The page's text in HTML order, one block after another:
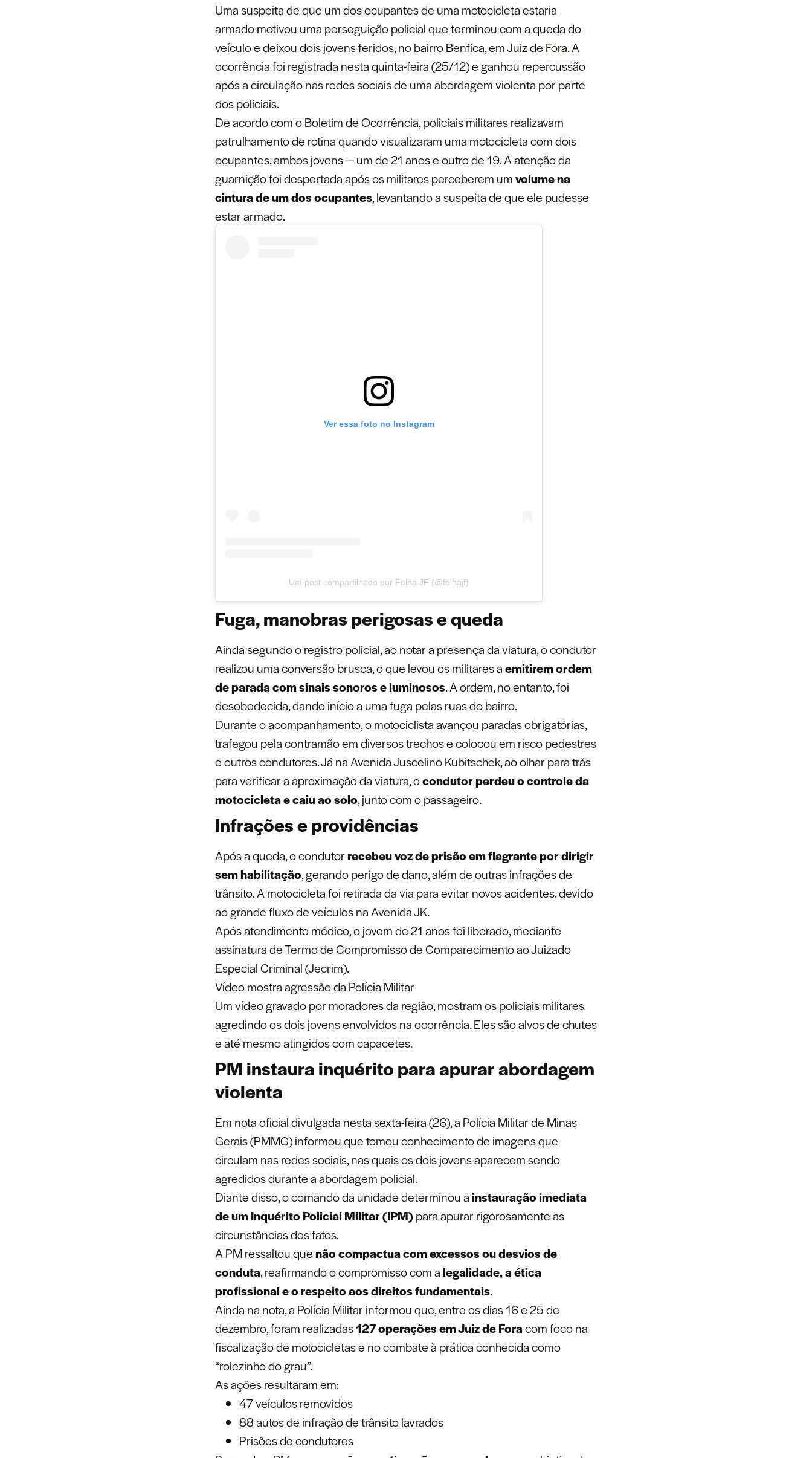
Uma suspeita de que um dos ocupantes de uma motocicleta estaria
armado motivou uma perseguição policial que terminou com a queda do
veículo e deixou dois jovens feridos, no bairro Benfica, emJuiz de Fora. A
ocorrência foi registrada nesta quinta-feira (25/12) e ganhou repercussão
após a circulação nas redes sociais de uma abordagem violenta por parte
dos policiais.
De acordo com o Boletim de Ocorrência, policiais militares realizavam
patrulhamento de rotina quando visualizaram uma motocicleta com dois
ocupantes, ambos jovens — um de 21 anos e outro de 19. A atenção da
guarnição foi despertada após os militares perceberem umvolume na
cintura de um dos ocupantes, levantando a suspeita de que ele pudesse
estar armado.
Ver essa foto no Instagram
Um post compartilhado por Folha JF (@folhajf)
Fuga, manobras perigosas e queda
Ainda segundo o registro policial, ao notar a presença da viatura, o condutor
realizou uma conversão brusca, o que levou os militares aemitirem ordem
de parada com sinais sonoros e luminosos. A ordem, no entanto, foi
desobedecida, dando início a uma fuga pelas ruas do bairro.
Durante o acompanhamento, o motociclista avançou paradas obrigatórias,
trafegou pela contramão em diversos trechos e colocou em risco pedestres
e outros condutores. Já na Avenida Juscelino Kubitschek, ao olhar para trás
para verificar a aproximação da viatura, ocondutor perdeu o controle da
motocicleta e caiu ao solo, junto com o passageiro.
Infrações e providências
Após a queda, o condutorrecebeu voz de prisão em flagrante por dirigir
sem habilitação, gerando perigo de dano, além de outras infrações de
trânsito. A motocicleta foi retirada da via para evitar novos acidentes, devido
ao grande fluxo de veículos na Avenida JK.
Após atendimento médico, o jovem de 21 anos foi liberado, mediante
assinatura de Termo de Compromisso de Comparecimento ao Juizado
Especial Criminal (Jecrim).
Vídeo mostra agressão da Polícia Militar
Um vídeo gravado por moradores da região, mostram os policiais militares
agredindo os dois jovens envolvidos na ocorrência. Eles são alvos de chutes
e até mesmo atingidos com capacetes.
PM instaura inquérito para apurar abordagem
violenta
Em nota oficial divulgada nesta sexta-feira (26), a Polícia Militar de Minas
Gerais (PMMG) informou que tomou conhecimento de imagens que
circulam nas redes sociais, nas quais os dois jovens aparecem sendo
agredidos durante a abordagem policial.
Diante disso, o comando da unidade determinou ainstauração imediata
de um Inquérito Policial Militar (IPM)para apurar rigorosamente as
circunstâncias dos fatos.
A PM ressaltou quenão compactua com excessos ou desvios de
conduta, reafirmando o compromisso com alegalidade, a ética
profissional e o respeito aos direitos fundamentais.
Ainda na nota, a Polícia Militar informou que, entre os dias 16 e 25 de
dezembro, foram realizadas127 operações em Juiz de Foracom foco na
fiscalização de motocicletas e no combate à prática conhecida como
“rolezinho do grau”.
As ações resultaram em:
47 veículos removidos
88 autos de infração de trânsito lavrados
Prisões de condutores